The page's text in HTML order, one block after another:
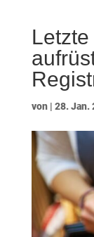
von | 28. Jan.